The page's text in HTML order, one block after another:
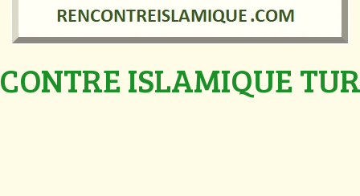
ISLAMIQUE